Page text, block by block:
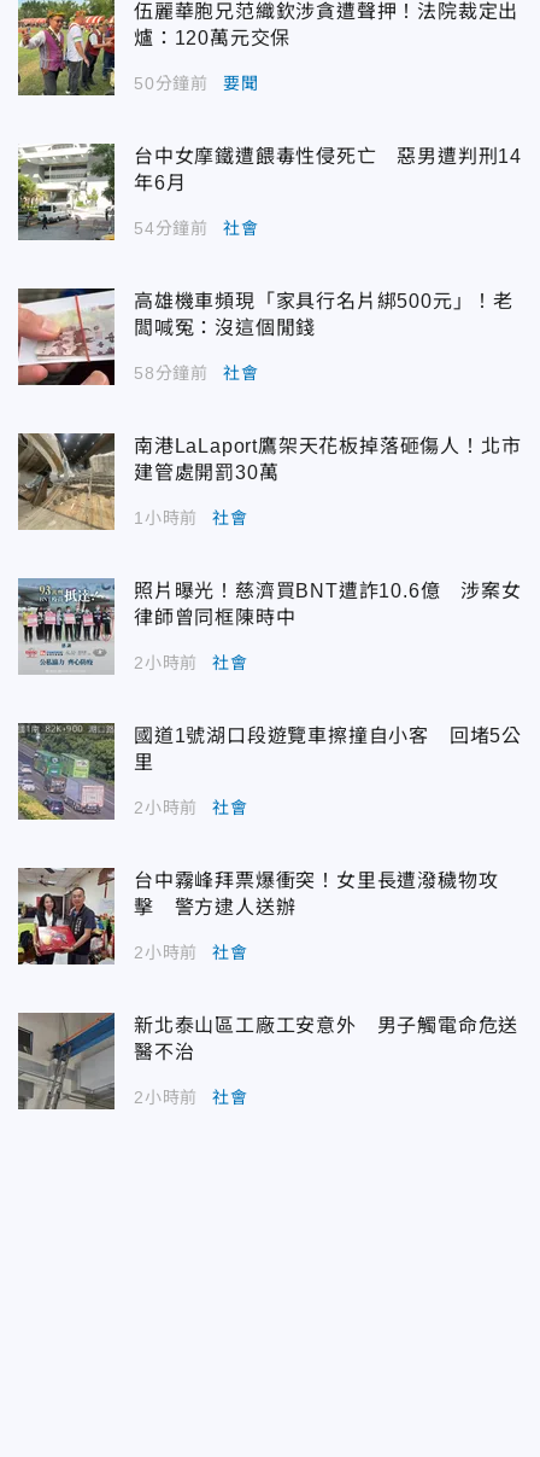
伍麗華胞兄范織欽涉貪遭聲押！法院裁定出
爐：120萬元交保
50分鐘前 要聞
台中女摩鐵遭餵毒性侵死亡 惡男遭判刑14
年6月
54分鐘前 社會
高雄機車頻現「家具行名片綁500元」！老
闆喊冤：沒這個閒錢
58分鐘前 社會
南港LaLaport鷹架天花板掉落砸傷人！北市
建管處開罰30萬
1小時前 社會
照片曝光！慈濟買BNT遭詐10.6億 涉案女
律師曾同框陳時中
2小時前 社會
國道1號湖口段遊覽車擦撞自小客 回堵5公
里
2小時前 社會
台中霧峰拜票爆衝突！女里長遭潑穢物攻
擊 警方逮人送辦
2小時前 社會
新北泰山區工廠工安意外 男子觸電命危送
醫不治
2小時前 社會